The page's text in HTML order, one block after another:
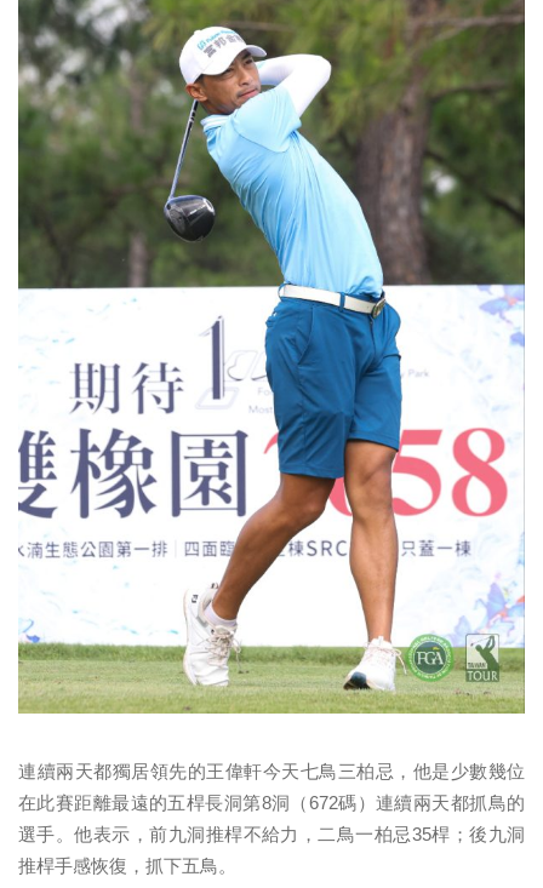
連續兩天都獨居領先的王偉軒今天七鳥三柏忌，他是少數幾位
在此賽距離最遠的五桿長洞第8洞（672碼）連續兩天都抓鳥的
選手。他表示，前九洞推桿不給力，二鳥一柏忌35桿；後九洞
推桿手感恢復，抓下五鳥。